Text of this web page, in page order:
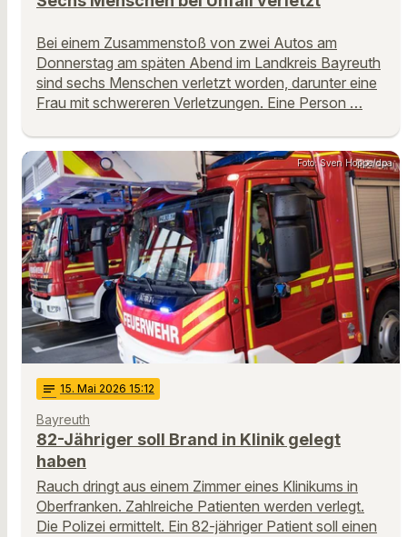
Bei einem Zusammenstoß von zwei Autos am
Donnerstag am späten Abend im Landkreis Bayreuth
sind sechs Menschen verletzt worden, darunter eine
Frau mit schwereren Verletzungen. Eine Person …
Foto: Sven Hoppe/dpa
notes 15. Mai 2026 15:12
Bayreuth
82-Jähriger soll Brand in Klinik gelegt
haben
Rauch dringt aus einem Zimmer eines Klinikums in
Oberfranken. Zahlreiche Patienten werden verlegt.
Die Polizei ermittelt. Ein 82-jähriger Patient soll einen